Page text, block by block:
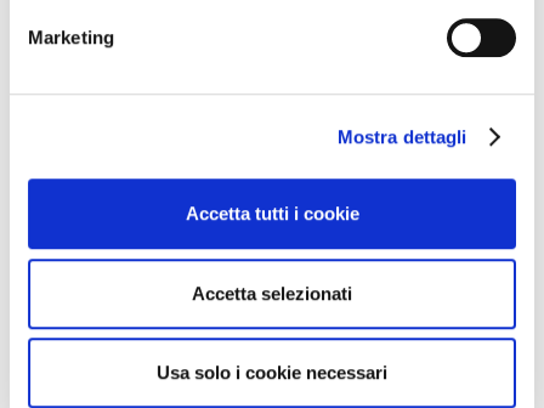
Marketing
Mostra dettagli
Accetta tutti i cookie
Accetta selezionati
Usa solo i cookie necessari
Cantine che sostengono il progetto